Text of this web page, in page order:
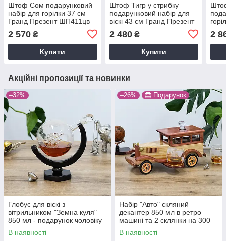
Штоф Сом подарунковий
набір для горілки 37 см
Гранд Презент ШП411цв
2 570 ₴
Купити
Штоф Тигр у стрибку
подарунковий набір для
віскі 43 см Гранд Презент
2 480₴
Купити
2
Акційні пропозиції та новинки
–32%
Глобус для віскі з
вітрильником "Земна куля"
850 мл - подарунок чоловіку
Гранд Презент GP240015
В наявності
–26% Подарунок
Набір "Авто" скляний
декантер 850 мл в ретро
машині та 2 склянки на 300
мл для віскі Гранд Презент
GP240198
В наявності